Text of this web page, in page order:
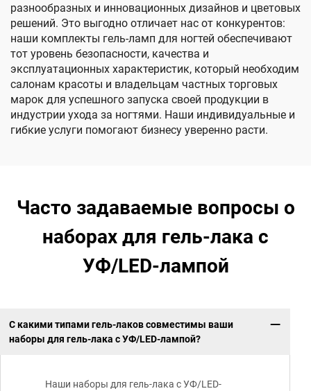
разнообразных и инновационных дизайнов и цветовых
решений. Это выгодно отличает нас от конкурентов:
наши комплекты гель-ламп для ногтей обеспечивают
тот уровень безопасности, качества и
эксплуатационных характеристик, который необходим
салонам красоты и владельцам частных торговых
марок для успешного запуска своей продукции в
индустрии ухода за ногтями. Наши индивидуальные и
гибкие услуги помогают бизнесу уверенно расти.
Часто задаваемые вопросы о
наборах для гель-лака с
УФ/LED-лампой
С какими типами гель-лаков совместимы ваши
наборы для гель-лака с УФ/LED-лампой?
Наши наборы для гель-лака с УФ/LED-